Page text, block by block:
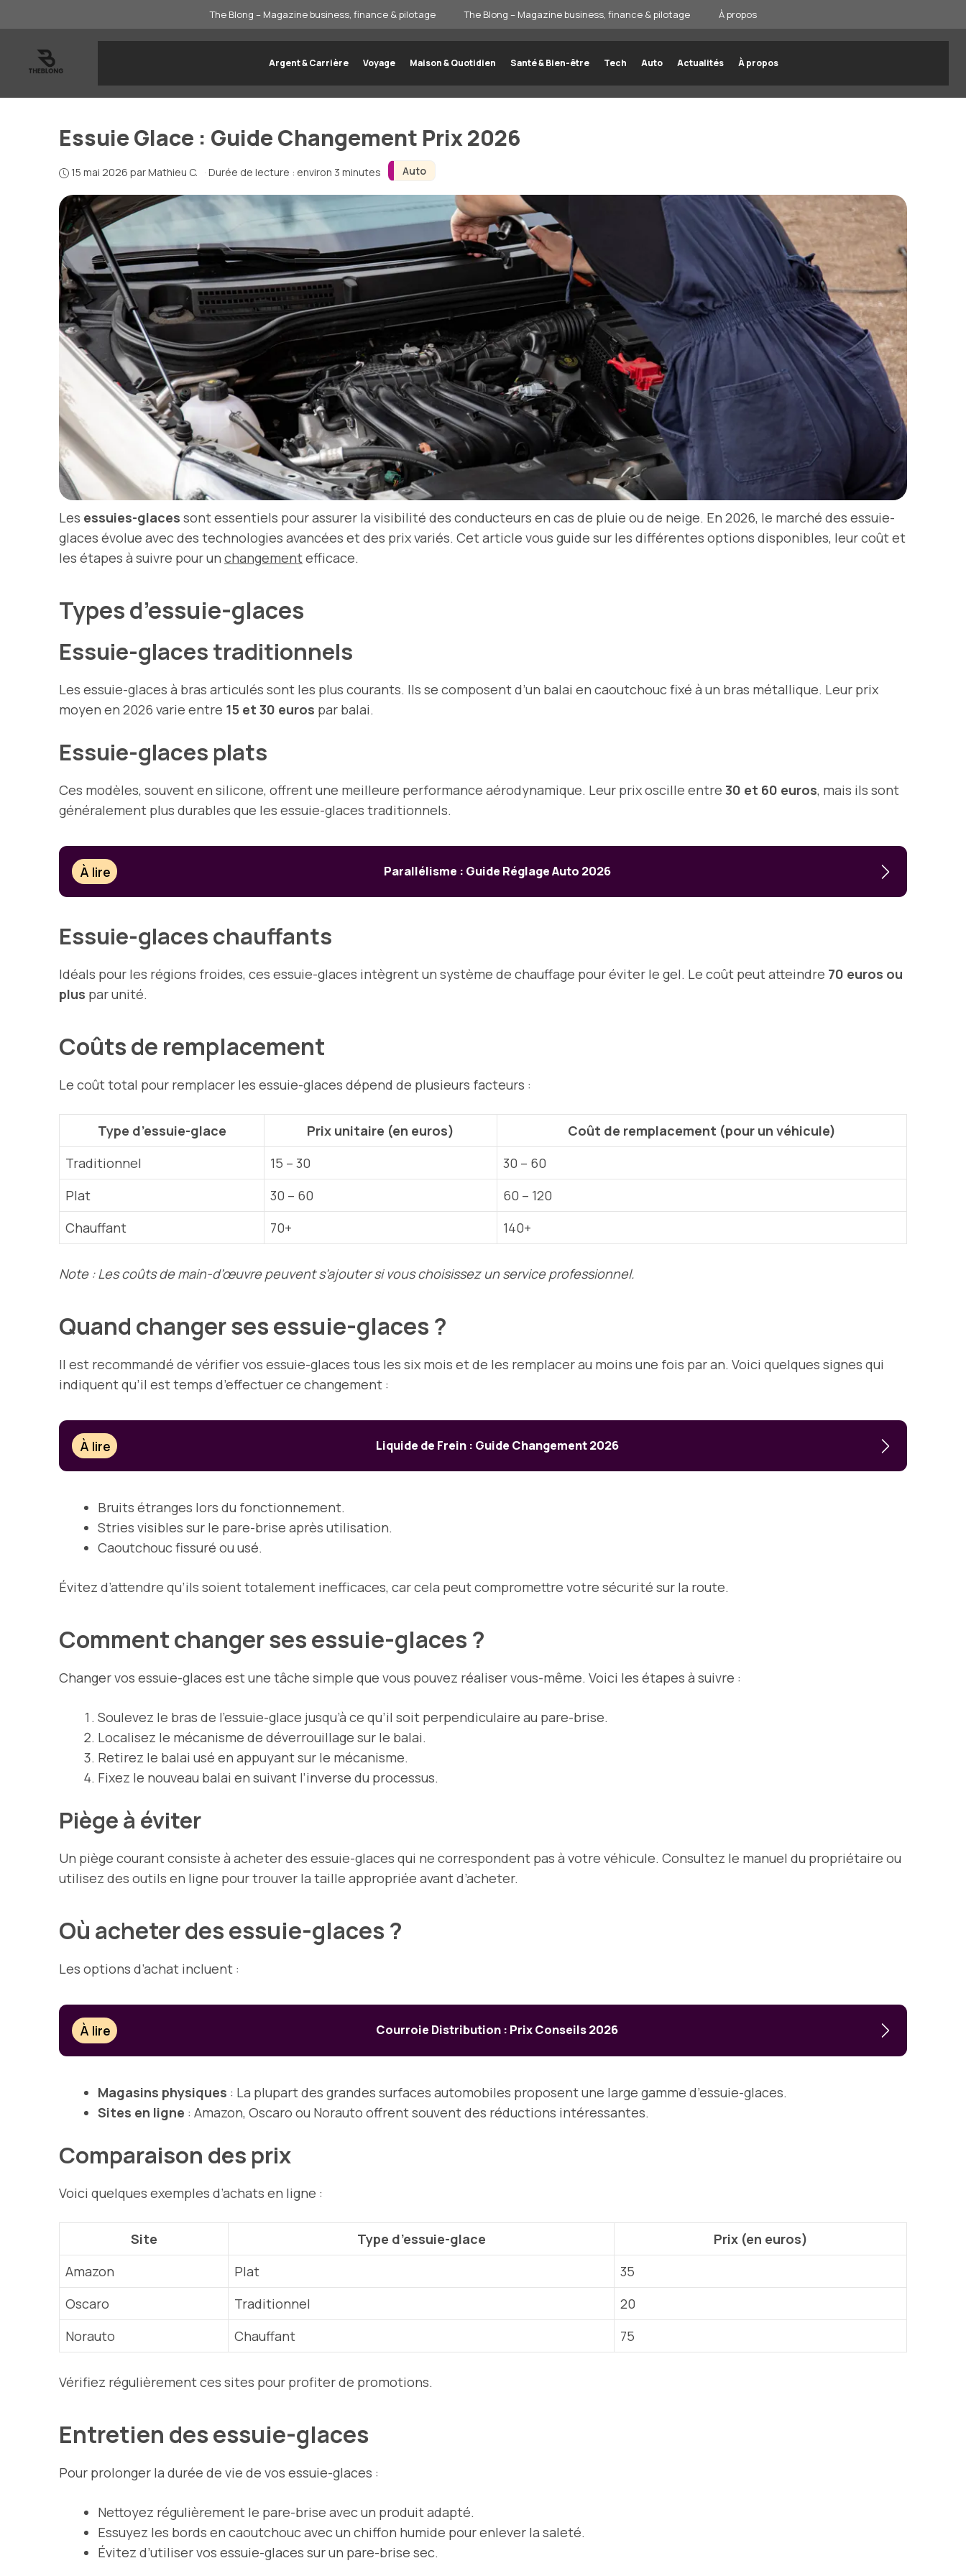
au
contenu
The Blong – Magazine business, finance & pilotage The Blong – Magazine business, finance & pilotage À propos
Argent & Carrière Voyage Maison & Quotidien Santé & Bien-être Tech Auto Actualités À propos
Auto
Essuie Glace : Guide Changement Prix 2026
15 mai 2026 parMathieu C. · Durée de lecture : environ 3 minutes
Les essuies-glaces sont essentiels pour assurer la visibilité des conducteurs en cas de pluie ou de neige. En 2026, le marché des essuie-
glaces évolue avec des technologies avancées et des prix variés. Cet article vous guide sur les différentes options disponibles, leur coût et
les étapes à suivre pour un changementefficace.
Types d’essuie-glaces
Essuie-glaces traditionnels
Les essuie-glaces à bras articulés sont les plus courants. Ils se composent d’un balai en caoutchouc fixé à un bras métallique. Leur prix
moyen en 2026 varie entre 15 et 30 euros par balai.
Essuie-glaces plats
Ces modèles, souvent en silicone, offrent une meilleure performance aérodynamique. Leur prix oscille entre 30 et 60 euros, mais ils sont
généralement plus durables que les essuie-glaces traditionnels.
À lire Parallélisme : Guide Réglage Auto 2026
Essuie-glaces chauffants
Idéals pour les régions froides, ces essuie-glaces intègrent un système de chauffage pour éviter le gel. Le coût peut atteindre 70 euros ou
plus par unité.
Coûts de remplacement
Le coût total pour remplacer les essuie-glaces dépend de plusieurs facteurs :
Type d’essuie-glace Prix unitaire (en euros)
Coût de remplacement (pour un véhicule)
Traditionnel
15 – 30
30 – 60
Plat
30 – 60
60 – 120
Chauffant
70+ 140+
Note : Les coûts de main-d’œuvre peuvent s’ajouter si vous choisissez un service professionnel.
Quand changer ses essuie-glaces ?
Il est recommandé de vérifier vos essuie-glaces tous les six mois et de les remplacer au moins une fois par an. Voici quelques signes qui
indiquent qu’il est temps d’effectuer ce changement :
À lire Liquide de Frein : Guide Changement 2026
Bruits étranges lors du fonctionnement.
Stries visibles sur le pare-brise après utilisation.
Caoutchouc fissuré ou usé.
Évitez d’attendre qu’ils soient totalement inefficaces, car cela peut compromettre votre sécurité sur la route.
Comment changer ses essuie-glaces ?
Changer vos essuie-glaces est une tâche simple que vous pouvez réaliser vous-même. Voici les étapes à suivre :
Soulevez le bras de l’essuie-glace jusqu’à ce qu’il soit perpendiculaire au pare-brise.
Localisez le mécanisme de déverrouillage sur le balai.
Retirez le balai usé en appuyant sur le mécanisme.
Fixez le nouveau balai en suivant l’inverse du processus.
Piège à éviter
Un piège courant consiste à acheter des essuie-glaces qui ne correspondent pas à votre véhicule. Consultez le manuel du propriétaire ou
utilisez des outils en ligne pour trouver la taille appropriée avant d’acheter.
Où acheter des essuie-glaces ?
Les options d’achat incluent :
À lire Courroie Distribution : Prix Conseils 2026
Magasins physiques : La plupart des grandes surfaces automobiles proposent une large gamme d’essuie-glaces.
Sites en ligne : Amazon, Oscaro ou Norauto offrent souvent des réductions intéressantes.
Comparaison des prix
Voici quelques exemples d’achats en ligne :
Site Type d’essuie-glace
Prix (en euros)
Amazon
Plat
35
Oscaro
Traditionnel
20
Norauto
Chauffant 75
Vérifiez régulièrement ces sites pour profiter de promotions.
Entretien des essuie-glaces
Pour prolonger la durée de vie de vos essuie-glaces :
Nettoyez régulièrement le pare-brise avec un produit adapté.
Essuyez les bords en caoutchouc avec un chiffon humide pour enlever la saleté.
Évitez d’utiliser vos essuie-glaces sur un pare-brise sec.